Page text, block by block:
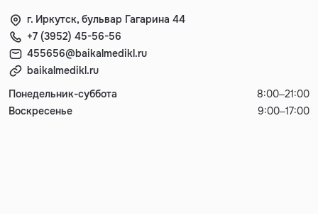
г. Иркутск, бульвар Гагарина 44
+7 (3952) 45-56-56
455656@baikalmedikl.ru
baikalmedikl.ru
Понедельник-суббота
8:00–21:00
Воскресенье
9:00–17:00